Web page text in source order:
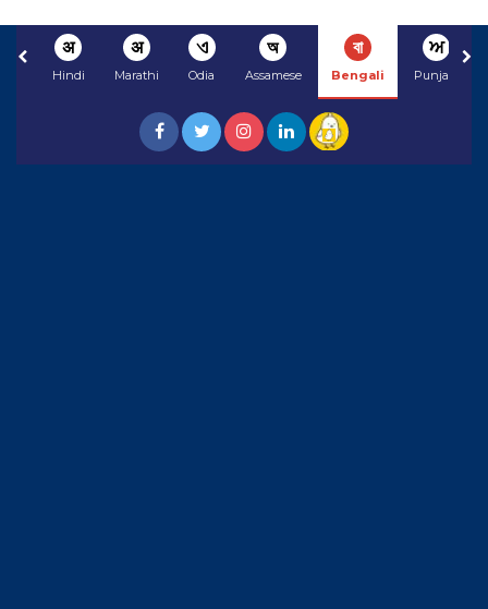
अ
Hindi
अ
Marathi
ଏ
Odia
অ
Assamese
বা
Bengali
ਅ
Punjabi